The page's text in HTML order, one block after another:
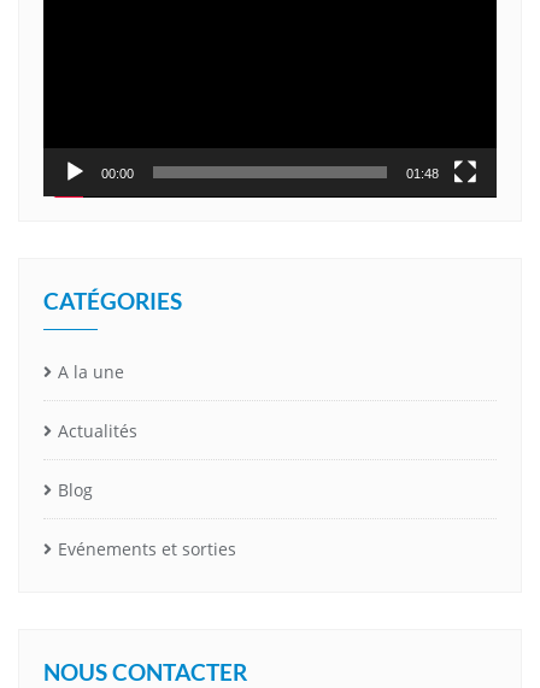
00:00 01:48
CATÉGORIES
A la une
Actualités
Blog
Evénements et sorties
NOUS CONTACTER